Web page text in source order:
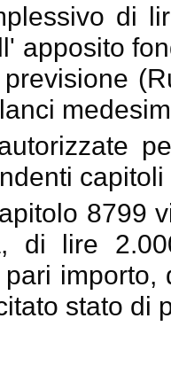
di
apposito
8799
di lire
stato di